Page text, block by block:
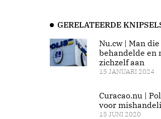
GERELATEERDE
Nu.cw | Man
behandelde en
zichzelf aan
15 JANUARI 2024
Curacao.nu |
voor
15 JUNI 2020